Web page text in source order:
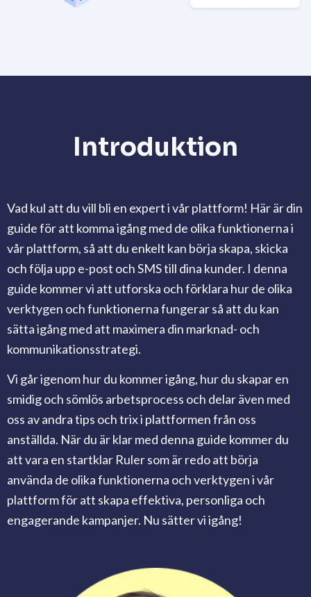
Introduktion
Vad kul att du vill bli en expert i vår plattform! Här är din
guide för att komma igång med de olika funktionerna i
vår plattform, så att du enkelt kan börja skapa, skicka
och följa upp e-post och SMS till dina kunder. I denna
guide kommer vi att utforska och förklara hur de olika
verktygen och funktionerna fungerar så att du kan
sätta igång med att maximera din marknad- och
kommunikationsstrategi.
Vi går igenom hur du kommer igång, hur du skapar en
smidig och sömlös arbetsprocess och delar även med
oss av andra tips och trix i plattformen från oss
anställda. När du är klar med denna guide kommer du
att vara en startklar Ruler som är redo att börja
använda de olika funktionerna och verktygen i vår
plattform för att skapa effektiva, personliga och
engagerande kampanjer. Nu sätter vi igång!